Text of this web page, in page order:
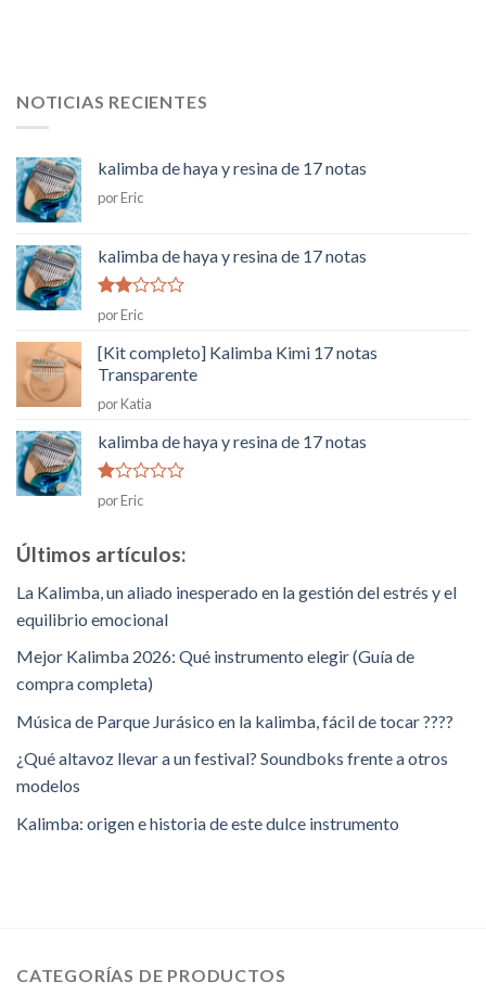
NOTICIAS RECIENTES
kalimba de haya y resina de 17 notas
por Eric
kalimba de haya y resina de 17 notas
Rated
2
5
por Eric
[Kit completo] Kalimba Kimi 17 notas
Transparente
por Katia
kalimba de haya y resina de 17 notas
Rated
1
5
por Eric
Últimos artículos:
La Kalimba, un aliado inesperado en la gestión del estrés y el
equilibrio emocional
Mejor Kalimba 2026: Qué instrumento elegir (Guía de
compra completa)
Música de Parque Jurásico en la kalimba, fácil de tocar ????
¿Qué altavoz llevar a un festival? Soundboks frente a otros
modelos
Kalimba: origen e historia de este dulce instrumento
CATEGORÍAS DE PRODUCTOS